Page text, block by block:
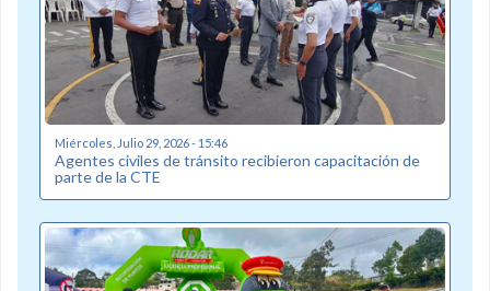
Miércoles, Julio 29, 2026 - 15:46
Agentes civiles de tránsito recibieron capacitación de
parte de la CTE